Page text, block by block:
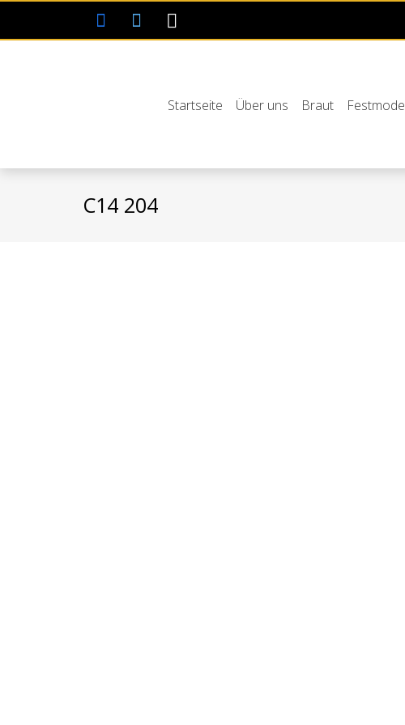
Startseite Über uns Braut Festmode
C14 204